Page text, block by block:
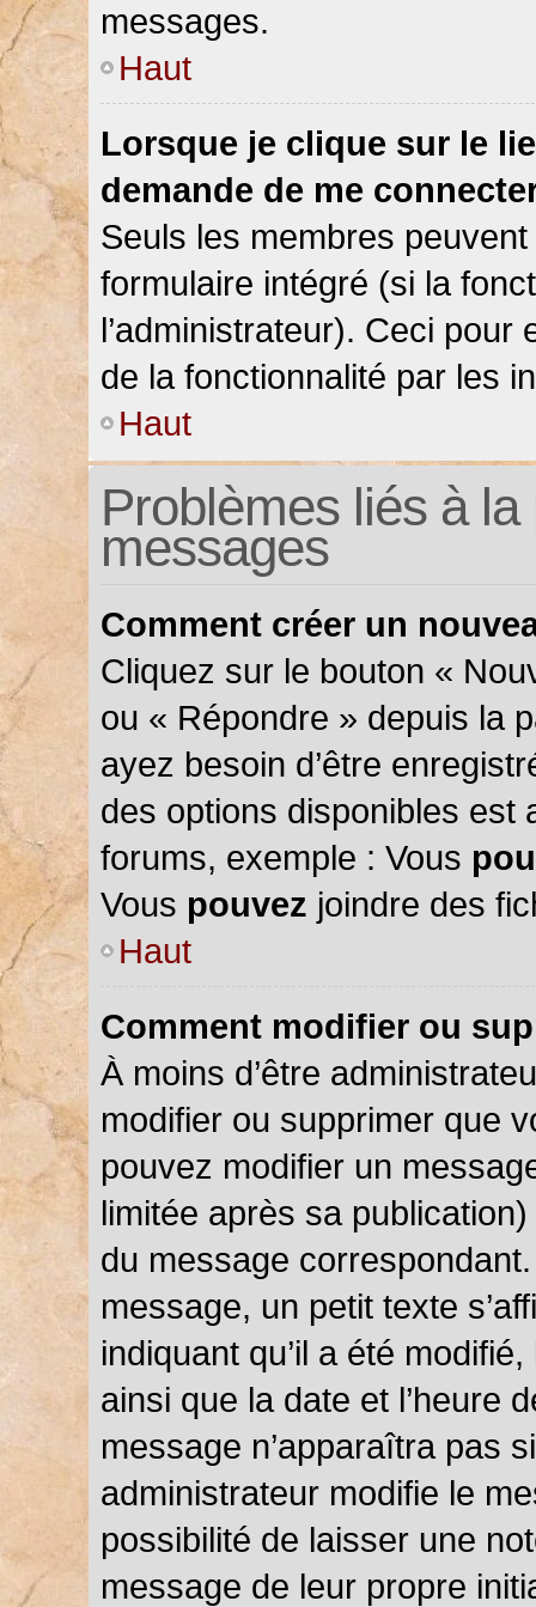
messages.
Haut
Lorsque je clique sur le
demande de me
Seuls les membres
formulaire intégré (si la
l’administrateur). Ceci pour
de la fonctionnalité par les
Haut
Problèmes liés à
messages
Comment créer un
Cliquez sur le bouton «
ou « Répondre » depuis la
ayez besoin d’être
des options disponibles est
forums, exemple : Vous
Vous pouvez joindre des
Haut
Comment modifier ou
À moins d’être
modifier ou supprimer que
pouvez modifier un
limitée après sa
du message
message, un petit texte
indiquant qu’il a été
ainsi que la date et l’heure
message n’apparaîtra pas
administrateur modifie le
possibilité de laisser une
message de leur propre